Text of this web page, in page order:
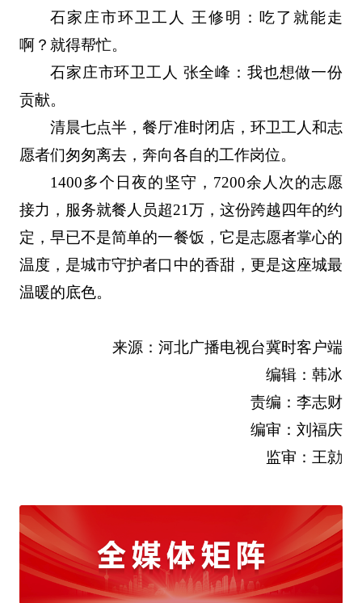
石家庄市环卫工人 王修明：吃了就能走
啊？就得帮忙。
石家庄市环卫工人 张全峰：我也想做一份
贡献。
清晨七点半，餐厅准时闭店，环卫工人和志
愿者们匆匆离去，奔向各自的工作岗位。
1400多个日夜的坚守，7200余人次的志愿
接力，服务就餐人员超21万，这份跨越四年的约
定，早已不是简单的一餐饭，它是志愿者掌心的
温度，是城市守护者口中的香甜，更是这座城最
温暖的底色。
来源：河北广播电视台冀时客户端
编辑：韩冰
责编：李志财
编审：刘福庆
监审：王勍